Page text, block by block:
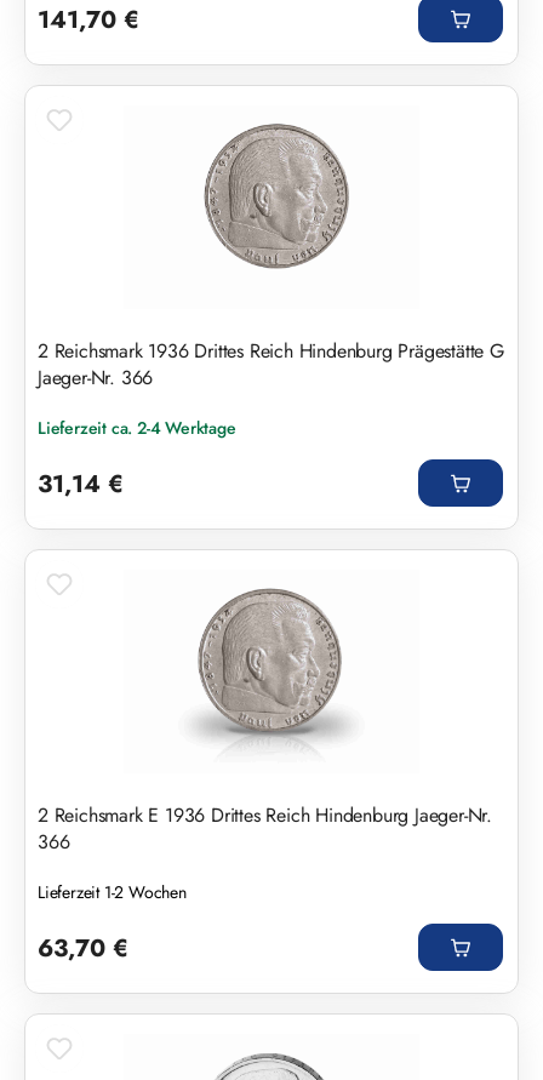
141,70 €
2 Reichsmark 1936 Drittes Reich Hindenburg Prägestätte G
Jaeger-Nr. 366
Lieferzeit ca. 2-4 Werktage
31,14 €
2 Reichsmark E 1936 Drittes Reich Hindenburg Jaeger-Nr.
366
Lieferzeit 1-2 Wochen
63,70 €